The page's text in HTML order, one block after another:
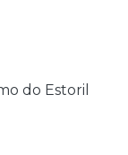
do Estoril